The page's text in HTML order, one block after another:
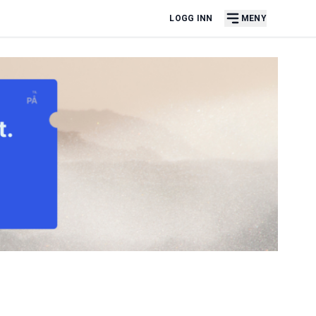
LOGG INN MENY